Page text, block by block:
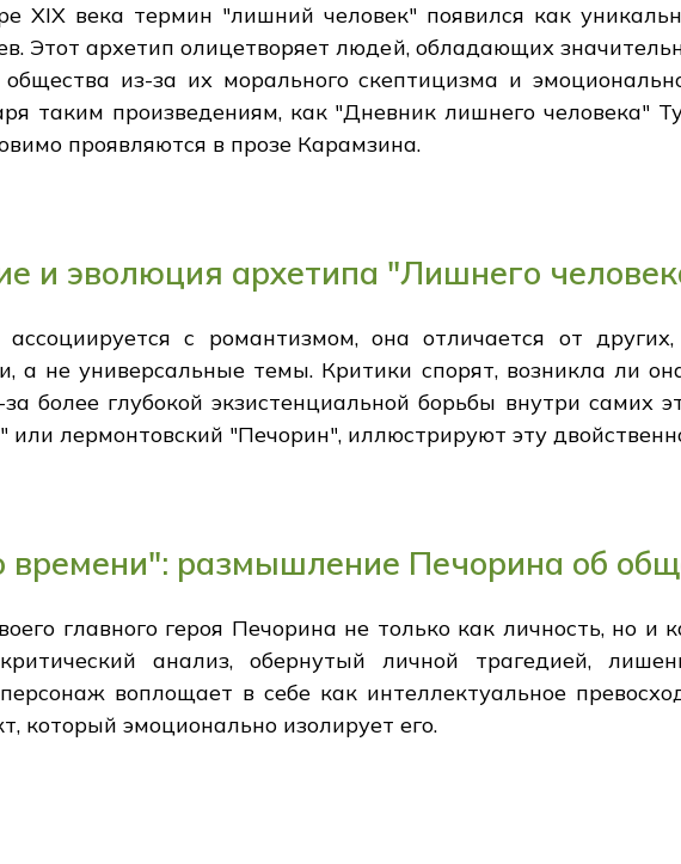
XIX века термин "лишний человек" появился как
Этот архетип олицетворяет людей, обладающих
из-за их морального скептицизма и
таким произведениям, как "Дневник лишнего человека"
проявляются в прозе Карамзина.
и эволюция архетипа "Лишнего
с романтизмом, она отличается от других,
а не универсальные темы. Критики спорят, возникла ли
более глубокой экзистенциальной борьбы внутри самих
или лермонтовский "Печорин", иллюстрируют эту
времени": размышление Печорина об
главного героя Печорина не только как личность, но
анализ, обернутый личной трагедией,
воплощает в себе как интеллектуальное
который эмоционально изолирует его.